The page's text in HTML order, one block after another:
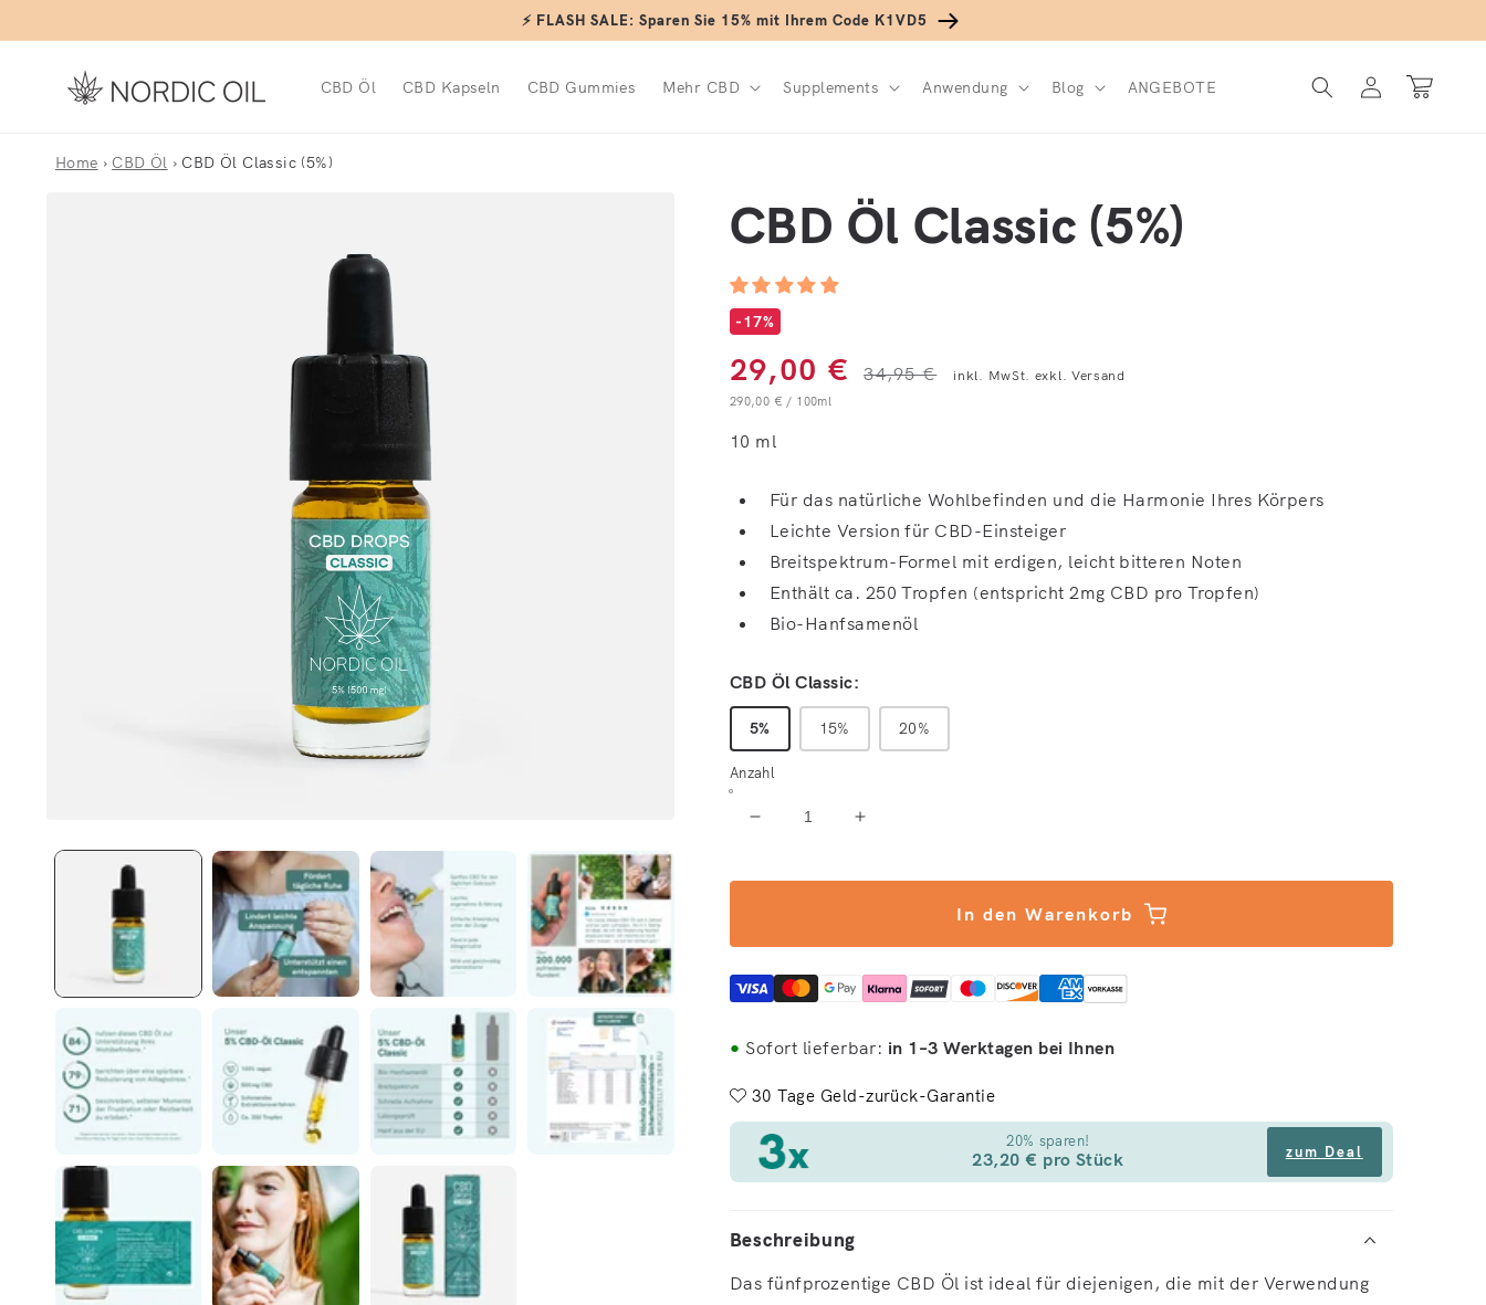
⚡ FLASH SALE: Sparen Sie 15% mit Ihrem Code K1VD5
CBD Öl CBD Kapseln CBD Gummies Mehr CBD Supplements Anwendung Blog ANGEBOTE EinloggenWarenkorb
Home › CBD Öl › CBD Öl Classic (5%)
CBD Öl Classic (5%)
-17%
Verkaufspreis
29,00 € Normaler Preis
34,95 €
Grundpreis
290,00 € / pro
100ml
inkl. MwSt. exkl. Versand
10 ml
Für das natürliche Wohlbefinden und die Harmonie Ihres Körpers
Leichte Version für CBD-Einsteiger
Breitspektrum-Formel mit erdigen, leicht bitteren Noten
Enthält ca. 250 Tropfen (entspricht 2mg CBD pro Tropfen)
Bio-Hanfsamenöl
CBD Öl Classic:
5% 15% 20%
Anzahl
In den Warenkorb
● Sofort lieferbar: in 1–3 Werktagen bei Ihnen
30 Tage Geld-zurück-Garantie
20% sparen!
23,20 € pro Stück zum Deal
Beschreibung
Das fünfprozentige CBD Öl ist ideal für diejenigen, die mit der Verwendung